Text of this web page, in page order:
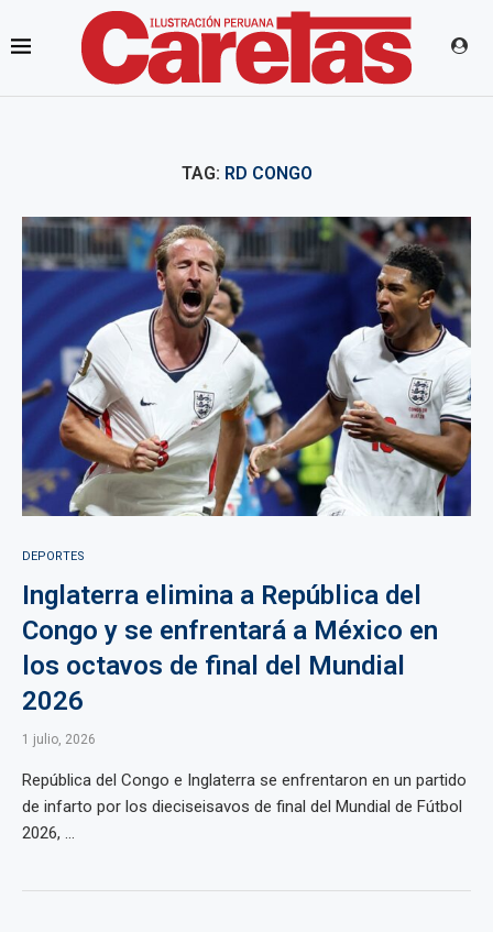
TAG: RD CONGO
DEPORTES
Inglaterra elimina a República del
Congo y se enfrentará a México en
los octavos de final del Mundial
2026
1 julio, 2026
República del Congo e Inglaterra se enfrentaron en un partido
de infarto por los dieciseisavos de final del Mundial de Fútbol
2026, ...